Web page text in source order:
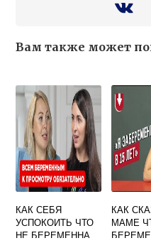
Вам также может
КАК СЕБЯ
УСПОКОИТЬ ЧТО
НЕ БЕРЕМЕННА
КАК
МАМЕ